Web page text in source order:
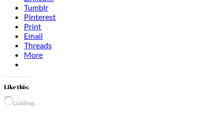
Tumblr
Pinterest
Print
Email
Threads
More
Like this:
Loading…